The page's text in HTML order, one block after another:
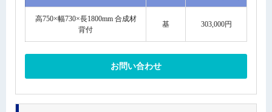
高750×幅730×長1800mm 合成材
背付
基 303,000円
お問い合わせ